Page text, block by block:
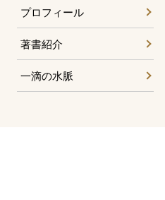
プロフィール
著書紹介
一滴の水脈